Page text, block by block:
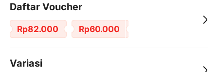
Daftar Voucher
Rp82.000 Rp60.000
Variasi